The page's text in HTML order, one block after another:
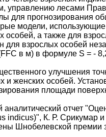
управлению лесами
для прогнозирования
модели,
особей, а также для
для взрослых особей
в м) в формуле S = -
улучшения
и женских особей.
площади
аналитический отчет
indicus)", К. Р. Срикумар и
Шнобелевской премии